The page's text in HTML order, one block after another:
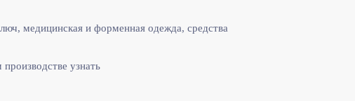
медицинская и форменная одежда, средства
узнать